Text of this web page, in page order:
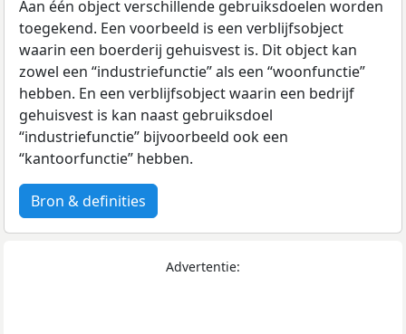
Aan één object verschillende gebruiksdoelen worden
toegekend. Een voorbeeld is een verblijfsobject
waarin een boerderij gehuisvest is. Dit object kan
zowel een “industriefunctie” als een “woonfunctie”
hebben. En een verblijfsobject waarin een bedrijf
gehuisvest is kan naast gebruiksdoel
“industriefunctie” bijvoorbeeld ook een
“kantoorfunctie” hebben.
Bron & definities
Advertentie: